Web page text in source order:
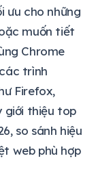
ưu cho những
muốn tiết
Chrome
trình
Firefox,
giới thiệu top
so sánh hiệu
web phù hợp